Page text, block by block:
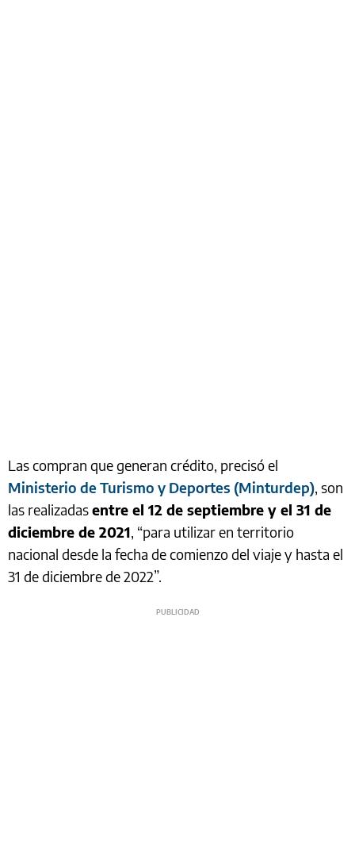
Las compran que generan crédito, precisó el
Ministerio de Turismo y Deportes (Minturdep), son
las realizadasentre el 12 de septiembre y el 31 de
diciembre de 2021, “para utilizar en territorio
nacional desde la fecha de comienzo del viaje y hasta el
31 de diciembre de 2022”.